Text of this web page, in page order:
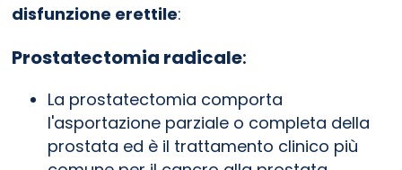
disfunzione erettile:
Prostatectomia radicale:
La prostatectomia comporta
l'asportazione parziale o completa della
prostata ed è il trattamento clinico più